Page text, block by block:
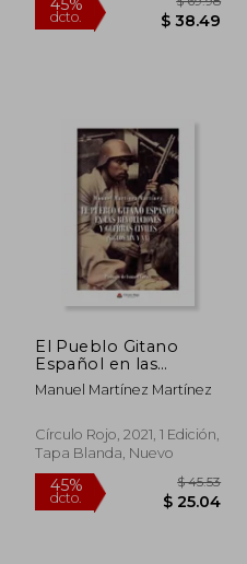
El Pueblo Gitano
Español en las
Revoluciones y
Guerras Civiles (Siglos
Manuel Martínez Martínez
Círculo Rojo, 2021, 1 Edición,
Tapa Blanda, Nuevo